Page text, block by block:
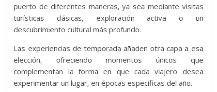
puerto de diferentes maneras, ya sea mediante visitas
turísticas clásicas, exploración activa o un
descubrimiento cultural más profundo.
Las experiencias de temporada añaden otra capa a esa
elección, ofreciendo momentos únicos que
complementan la forma en que cada viajero desea
experimentar un lugar, en épocas específicas del año.